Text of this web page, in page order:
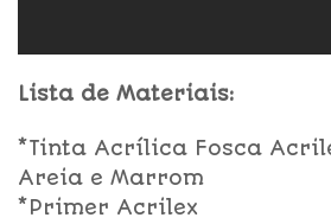
Lista de Materiais:
*Tinta Acrílica Fosca
Areia e Marrom
*Primer Acrilex